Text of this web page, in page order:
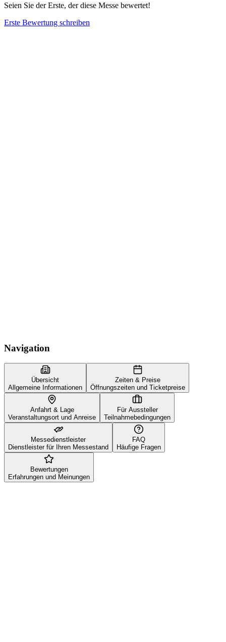
Seien Sie der Erste, der diese Messe bewertet!
Erste Bewertung schreiben
Navigation
Übersicht
Allgemeine Informationen
Zeiten & Preise
Öffnungszeiten und Ticketpreise
Anfahrt & Lage
Veranstaltungsort und Anreise
Für Aussteller
Teilnahmebedingungen
Messedienstleister
Dienstleister für Ihren Messestand
FAQ
Häufige Fragen
Bewertungen
Erfahrungen und Meinungen